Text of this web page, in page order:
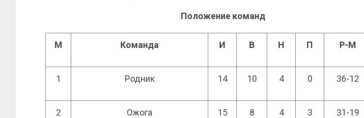
Положение команд
М Команда И В Н П Р-М
1 Родник 14 10 4 0 36-12
2 Ожога 15 8 4 3 31-19